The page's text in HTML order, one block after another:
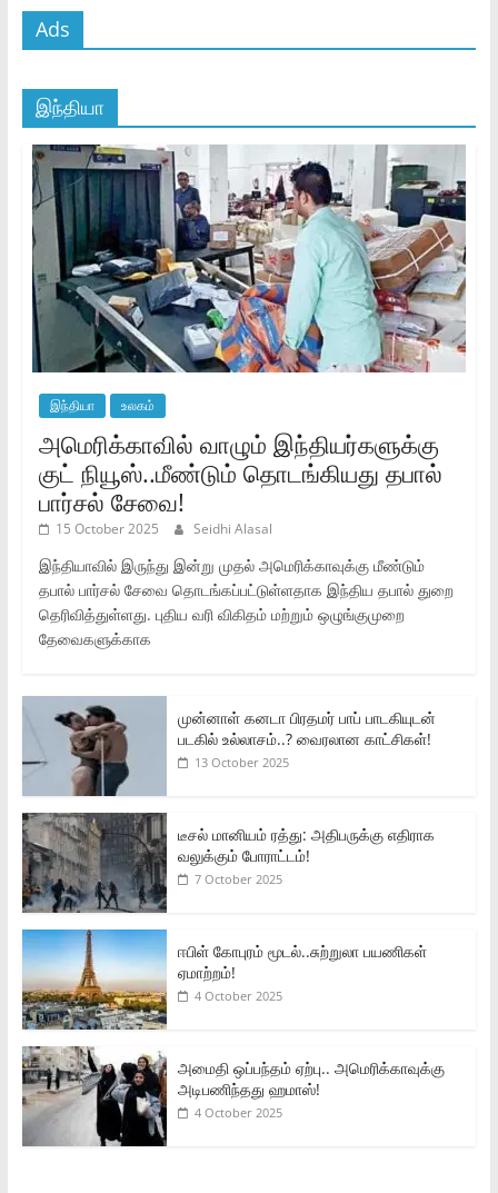
Ads
இந்தியா
இந்தியா உலகம்
அமெரிக்காவில் வாழும் இந்தியர்களுக்கு
குட் நியூஸ்..மீண்டும் தொடங்கியது தபால்
பார்சல் சேவை!
15 October 2025 Seidhi Alasal
இந்தியாவில் இருந்து இன்று முதல் அமெரிக்காவுக்கு மீண்டும்
தபால் பார்சல் சேவை தொடங்கப்பட்டுள்ளதாக இந்திய தபால் துறை
தெரிவித்துள்ளது. புதிய வரி விகிதம் மற்றும் ஒழுங்குமுறை
தேவைகளுக்காக
முன்னாள் கனடா பிரதமர் பாப் பாடகியுடன்
படகில் உல்லாசம்..? வைரலான காட்சிகள்!
13 October 2025
டீசல் மானியம் ரத்து: அதிபருக்கு எதிராக
வலுக்கும் போராட்டம்!
7 October 2025
ஈபிள் கோபுரம் மூடல்..சுற்றுலா பயணிகள்
ஏமாற்றம்!
4 October 2025
அமைதி ஒப்பந்தம் ஏற்பு.. அமெரிக்காவுக்கு
அடிபணிந்தது ஹமாஸ்!
4 October 2025